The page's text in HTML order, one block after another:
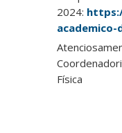
2024:
Física